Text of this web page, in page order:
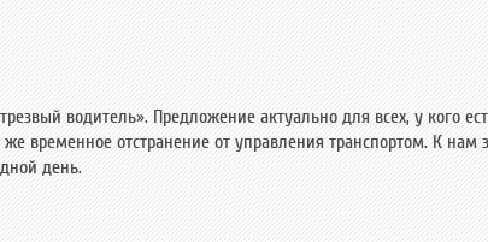
водитель». Предложение актуально для всех, у кого
временное отстранение от управления транспортом. К
день.